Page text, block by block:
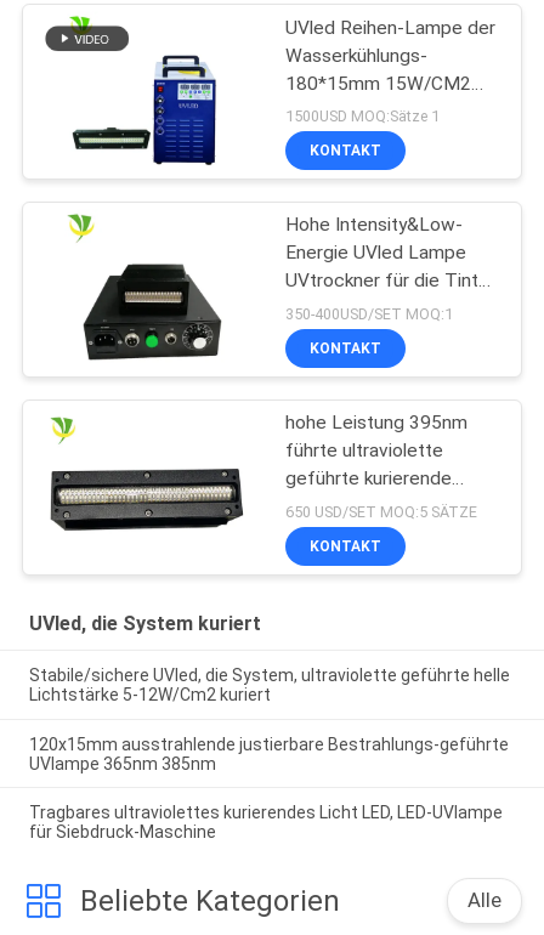
UVled Reihen-Lampe der
Wasserkühlungs-
180*15mm 15W/CM2
395nm
1500USD MOQ:Sätze 1
KONTAKT
Hohe Intensity&Low-
Energie UVled Lampe
UVtrockner für die Tinte
kurierend kuriert
350-400USD/SET MOQ:1
KONTAKT
hohe Leistung 395nm
führte ultraviolette
geführte kurierende
Lampe für
Flachbettuvdrucker
650 USD/SET MOQ:5 SÄTZE
KONTAKT
UVled, die System kuriert
Stabile/sichere UVled, die System, ultraviolette geführte helle
Lichtstärke 5-12W/Cm2 kuriert
120x15mm ausstrahlende justierbare Bestrahlungs-geführte
UVlampe 365nm 385nm
Tragbares ultraviolettes kurierendes Licht LED, LED-UVlampe
für Siebdruck-Maschine
Beliebte Kategorien Alle